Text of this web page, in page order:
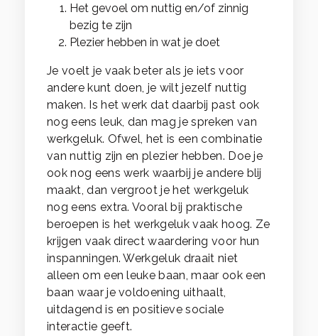
Het gevoel om nuttig en/of zinnig
bezig te zijn
Plezier hebben in wat je doet
Je voelt je vaak beter als je iets voor
andere kunt doen, je wilt jezelf nuttig
maken. Is het werk dat daarbij past ook
nog eens leuk, dan mag je spreken van
werkgeluk. Ofwel, het is een combinatie
van nuttig zijn en plezier hebben. Doe je
ook nog eens werk waarbij je andere blij
maakt, dan vergroot je het werkgeluk
nog eens extra. Vooral bij praktische
beroepen is het werkgeluk vaak hoog. Ze
krijgen vaak direct waardering voor hun
inspanningen. Werkgeluk draait niet
alleen om een leuke baan, maar ook een
baan waar je voldoening uithaalt,
uitdagend is en positieve sociale
interactie geeft.